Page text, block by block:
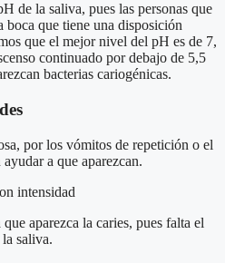
de la saliva, pues las personas que
que tiene una disposición
que el mejor nivel del pH es de 7,
continuado por debajo de 5,5
bacterias cariogénicas.
por los vómitos de repetición o el
a que aparezcan.
intensidad
aparezca la caries, pues falta el
saliva.